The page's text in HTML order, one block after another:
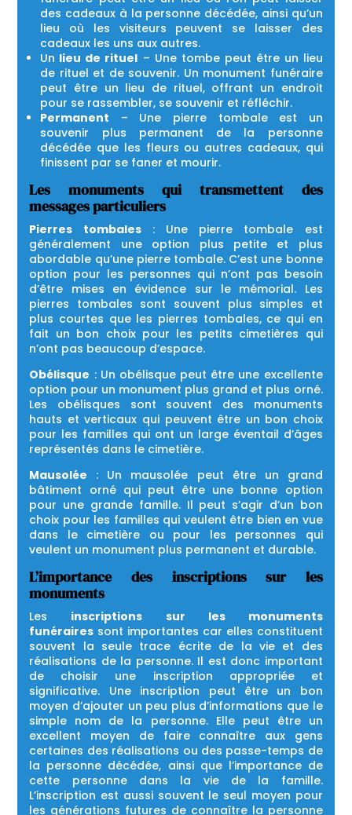
des cadeaux à la personne décédée, ainsi qu’un
lieu où les visiteurs peuvent se laisser des
cadeaux les uns aux autres.
Un lieu de rituel – Une tombe peut être un lieu
de rituel et de souvenir. Un monument funéraire
peut être un lieu de rituel, offrant un endroit
pour se rassembler, se souvenir et réfléchir.
Permanent
– Une pierre tombale est un
souvenir plus permanent de la personne
décédée que les fleurs ou autres cadeaux, qui
finissent par se faner et mourir.
Les monuments qui transmettent des
messages particuliers
Pierres tombales
: Une pierre tombale est
généralement une option plus petite et plus
abordable qu’une pierre tombale. C’est une bonne
option pour les personnes qui n’ont pas besoin
d’être mises en évidence sur le mémorial. Les
pierres tombales sont souvent plus simples et
plus courtes que les pierres tombales, ce qui en
fait un bon choix pour les petits cimetières qui
n’ont pas beaucoup d’espace.
Obélisque : Un obélisque peut être une excellente
option pour un monument plus grand et plus orné.
Les obélisques sont souvent des monuments
hauts et verticaux qui peuvent être un bon choix
pour les familles qui ont un large éventail d’âges
représentés dans le cimetière.
Mausolée
: Un mausolée peut être un grand
bâtiment orné qui peut être une bonne option
pour une grande famille. Il peut s’agir d’un bon
choix pour les familles qui veulent être bien en vue
dans le cimetière ou pour les personnes qui
veulent un monument plus permanent et durable.
L’importance des inscriptions sur les
monuments
Les
inscriptions sur les monuments
funéraires sont importantes car elles constituent
souvent la seule trace écrite de la vie et des
réalisations de la personne. Il est donc important
de choisir une inscription appropriée et
significative. Une inscription peut être un bon
moyen d’ajouter un peu plus d’informations que le
simple nom de la personne. Elle peut être un
excellent moyen de faire connaître aux gens
certaines des réalisations ou des passe-temps de
la personne décédée, ainsi que l’importance de
cette personne dans la vie de la famille.
L’inscription est aussi souvent le seul moyen pour
les générations futures de connaître la personne